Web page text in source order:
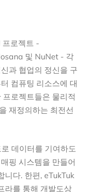
프로젝트 -
및 NuNet - 각
과 협업의 정신을 구
컴퓨팅 리소스에 대
로젝트들은 물리적
재정의하는 최전선
데이터를 기여하도
핑 시스템을 만들어
니다. 한편, eTukTuk
라를 통해 개발도상